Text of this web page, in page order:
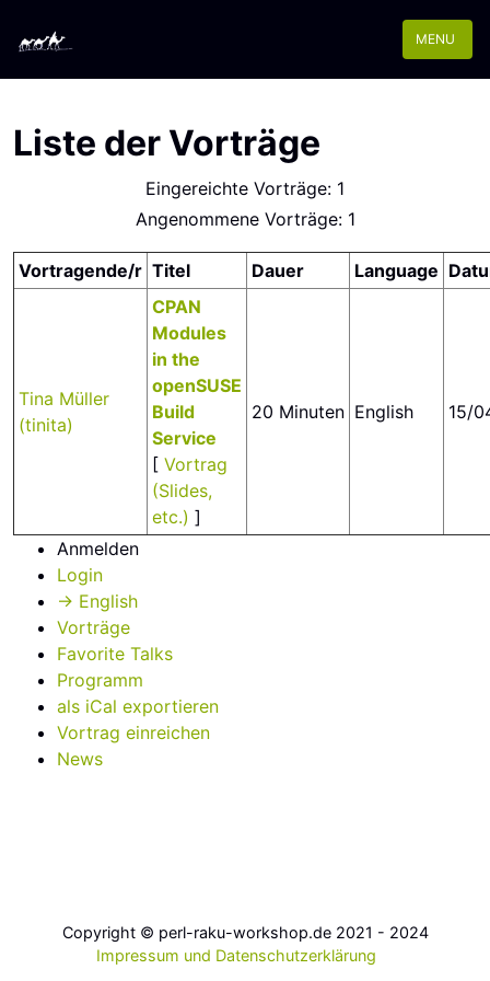
MENU
Liste der Vorträge
Eingereichte Vorträge: 1
Angenommene Vorträge: 1
Vortragende/r Titel Dauer Language
Tina Müller
(‎tinita‎)
‎CPAN
Modules
in the
openSUSE
Build
Service‎
[ Vortrag
(Slides,
etc.) ]
20 Minuten English 15/
Anmelden
Login
→ English
Vorträge
Favorite Talks
Programm
als iCal exportieren
Vortrag einreichen
News
Copyright © perl-raku-workshop.de 2021 - 2024
Impressum und Datenschutzerklärung